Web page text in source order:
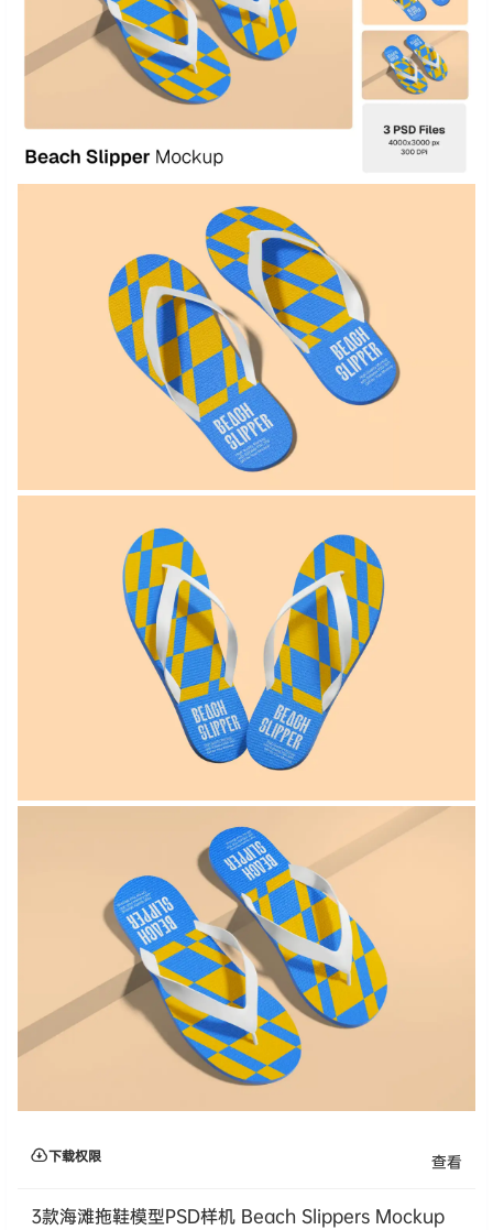
下载权限 查看
3款海滩拖鞋模型PSD样机 Beach Slippers Mockup